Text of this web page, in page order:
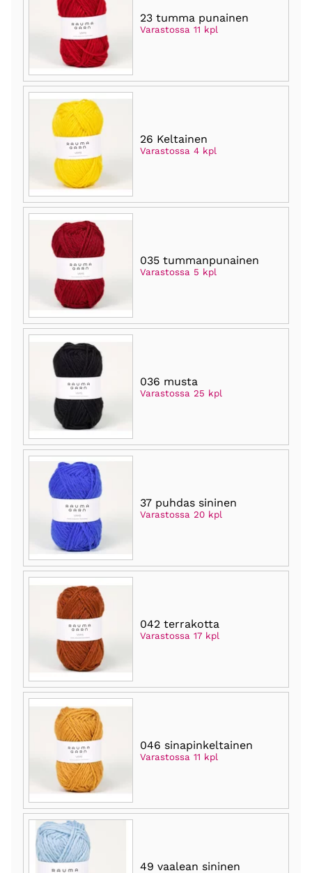
23 tumma punainen
Varastossa 11 kpl
26 Keltainen
Varastossa 4 kpl
035 tummanpunainen
Varastossa 5 kpl
036 musta
Varastossa 25 kpl
37 puhdas sininen
Varastossa 20 kpl
042 terrakotta
Varastossa 17 kpl
046 sinapinkeltainen
Varastossa 11 kpl
49 vaalean sininen